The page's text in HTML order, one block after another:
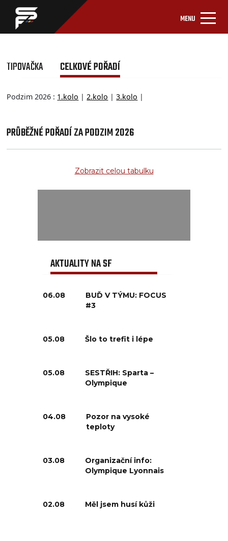
MENU
TIPOVAČKA CELKOVÉ POŘADÍ
Podzim 2026 : 1.kolo |2.kolo |3.kolo |
PRŮBĚŽNÉ POŘADÍ ZA PODZIM 2026
Zobrazit celou tabulku
AKTUALITY NA SF
06.08
BUĎ V TÝMU: FOCUS
#3
05.08 Šlo to trefit i lépe
05.08
SESTŘIH: Sparta –
Olympique
04.08
Pozor na vysoké
teploty
03.08
Organizační info:
Olympique Lyonnais
02.08 Měl jsem husí kůži